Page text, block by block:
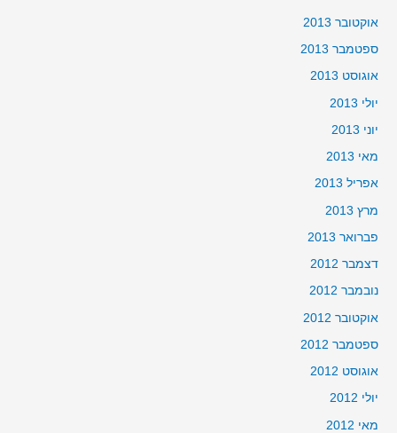
אוקטובר 2013
ספטמבר 2013
אוגוסט 2013
יולי 2013
יוני 2013
מאי 2013
אפריל 2013
מרץ 2013
פברואר 2013
דצמבר 2012
נובמבר 2012
אוקטובר 2012
ספטמבר 2012
אוגוסט 2012
יולי 2012
מאי 2012